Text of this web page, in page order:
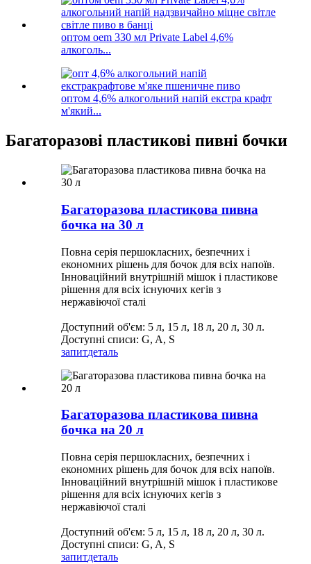
оптом oem 330 мл Private Label 4,6%
алкоголь...
оптом 4,6% алкогольний напій екстра крафт
м'який...
Багаторазові пластикові пивні бочки
Багаторазова пластикова пивна
бочка на 30 л
Повна серія першокласних, безпечних і
економних рішень для бочок для всіх напоїв.
Інноваційний внутрішній мішок і пластикове
рішення для всіх існуючих кегів з
нержавіючої сталі
Доступний об'єм: 5 л, 15 л, 18 л, 20 л, 30 л.
Доступні списи: G, A, S
запитдеталь
Багаторазова пластикова пивна
бочка на 20 л
Повна серія першокласних, безпечних і
економних рішень для бочок для всіх напоїв.
Інноваційний внутрішній мішок і пластикове
рішення для всіх існуючих кегів з
нержавіючої сталі
Доступний об'єм: 5 л, 15 л, 18 л, 20 л, 30 л.
Доступні списи: G, A, S
запитдеталь